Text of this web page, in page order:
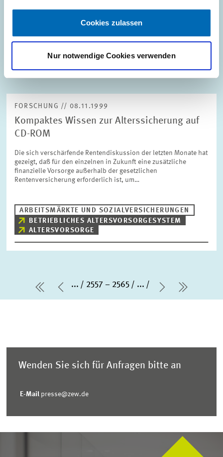
Cookies zulassen
Nur notwendige Cookies verwenden
INNOVATIONSÖKONOMIK UND...
TARIFBINDUNG
FORSCHUNG // 08.11.1999
Kompaktes Wissen zur Alterssicherung auf
CD-ROM
Die sich verschärfende Rentendiskussion der letzten Monate hat
gezeigt, daß für den einzelnen in Zukunft eine zusätzliche
finanzielle Vorsorge außerhalb der gesetzlichen
Rentenversicherung erforderlich ist, um…
ARBEITSMÄRKTE UND SOZIALVERSICHERUNGEN
BETRIEBLICHES ALTERSVORSORGESYSTEM
ALTERSVORSORGE
erste Seite
Vorherige Seite
... 2557 – 2565 ...
Nächste
letzte
Wenden Sie sich für Anfragen bitte an
E-Mail presse@zew.de